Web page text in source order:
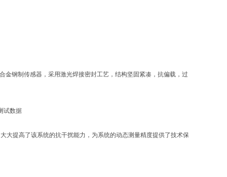
钢制传感器，采用激光焊接密封工艺，结构坚固紧凑，抗偏载，过
试数据
提高了该系统的抗干扰能力，为系统的动态测量精度提供了技术保